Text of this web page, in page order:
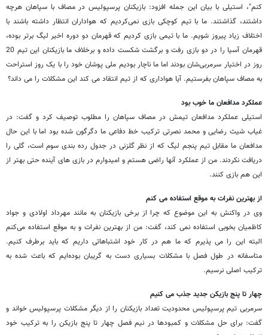
کنم"، استیلی با بیان این جمله افزود: ‌بازیکنان پرسپولیس در مصاف با سپاهان هرچه
داشتند، گذاشتند. ما با تیم کوچکی بازی نمی‌کردیم که هواداران انتظار داشته باشند با
اختلاف زیاد پیروز شویم. ما با تیمی بازی کردیم که قهرمان دو دوره اخیر لیگ برتر بوده،
قهرمان آسیا را در دو بازی رفت و برگشت شکست داده و برخلاف ما بازیکنان این تیم 20
روز در اختیار سرمربی‌شان بودند اما ما ناچار بودیم ملی پوشان خود را با یک روز استراحت
به مصاف سپاهان بفرستیم. آیا هواداری که از تیم انتقاد می کند این مشکلات را می داند؟
عملکرد مدافعان ما خوب بود
استیلی عملکرد مدافعان تیمش در مصاف سپاهان را مطلوب توصیف کرد و گفت: در
غیاب شیث رضایی و محمد نصرتی ترکیب خط دفاعی ما دگرگون شده بود اما با این حال
مدافعان ما مقابل تیم پنجم لیگ که از نظر گلزنی در جدول رده بندی سوم است، گلی را
دریافت نکردند. من از عملکرد آنها راضی هستم و امیدوارم در بازی های آینده حتی بهتر از
این هم بازی کنند.
از بهترین نفرات به موقع استفاده می کنم
وی در واکنش به این موضوع که چرا از برخی بازیکنان به مانند مهرداد اولادی و جواد
کاظمیان بخوبی استفاده نمی کند، گفت: من از بهترین نفرات و به موقع استفاده می‌کنم
البته این را می پذیرم که ما هم در کار خود اشتباهاتی داریم که باید برطرف کنیم.
متاسفانه در طول فصل با مشکلات بسیاری دست به گریبان بوده‌ایم که باعث شده به
ترکیب اصلی نرسیم.
چهار تا پنج بازیکن جدید جذب می کنیم
سرمربی تیم پرسپولیس محدودیت تعداد بازیکنان را از دیگر مشکلات پرسپولیس خواند و
گفت: برای حل مشکلات و کمبودها در نیم فصل چهار تا پنج بازیکن را به ترکیب خود